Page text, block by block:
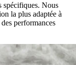
spécifiques. Nous
la plus adaptée à
performances